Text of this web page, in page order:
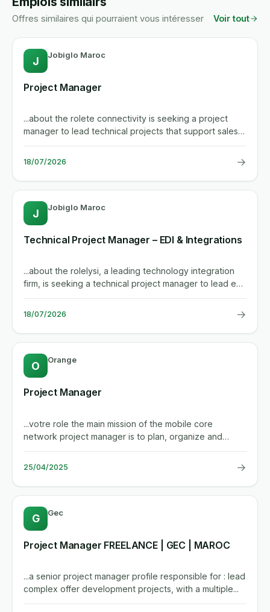
Offres similaires qui pourraient vous intéresser Voir tout
J Jobiglo Maroc
Project Manager
...about the rolete connectivity is seeking a project
manager to lead technical projects that support sales
and marketing...
18/07/2026 →
J Jobiglo Maroc
Technical Project Manager – EDI & Integrations
...about the rolelysi, a leading technology integration
firm, is seeking a technical project manager to lead edi
and...
18/07/2026 →
O Orange
Project Manager
...votre role the main mission of the mobile core
network project manager is to plan, organize and
manage projects...
25/04/2025 →
G Gec
Project Manager FREELANCE | GEC | MAROC
...a senior project manager profile responsible for : lead
complex offer development projects, with a multiple...